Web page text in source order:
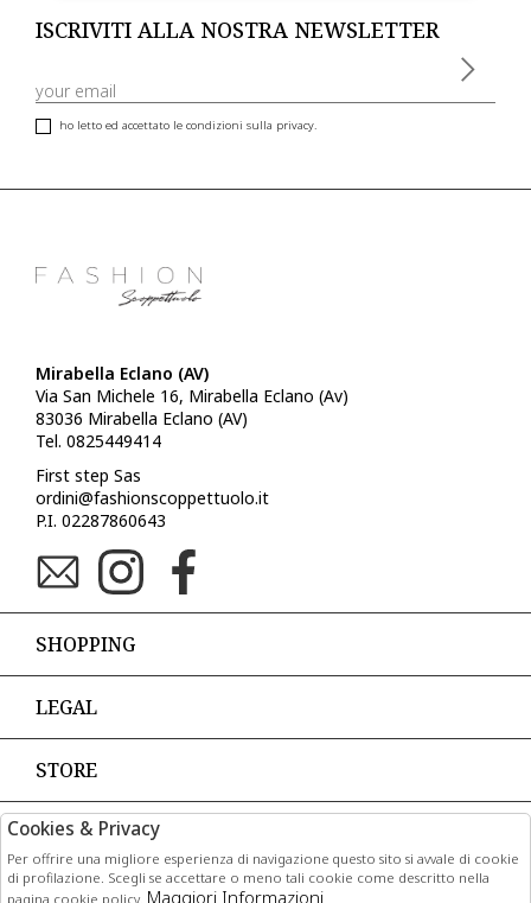
ISCRIVITI ALLA NOSTRA NEWSLETTER
ho letto ed accettato le condizioni sulla privacy.
Mirabella Eclano (AV)
Via San Michele 16, Mirabella Eclano (Av)
83036 Mirabella Eclano (AV)
Tel. 0825449414
First step Sas
ordini@fashionscoppettuolo.it
P.I. 02287860643
SHOPPING
LEGAL
STORE
PAGAMENTI
Cookies & Privacy
Per offrire una migliore esperienza di navigazione questo sito si avvale di cookie
di profilazione. Scegli se accettare o meno tali cookie come descritto nella
pagina cookie policy. Maggiori Informazioni